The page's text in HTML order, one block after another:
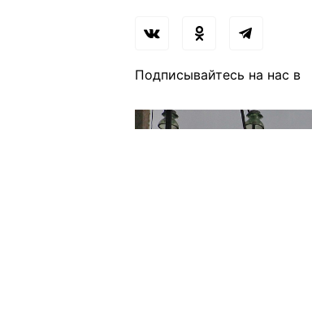
Подписывайтесь на нас в